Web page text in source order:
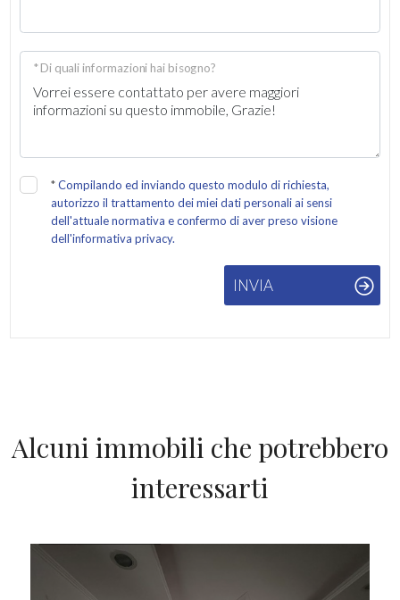
* Di quali informazioni hai bisogno?
*Compilando ed inviando questo modulo di richiesta,
autorizzo il trattamento dei miei dati personali ai sensi
dell'attuale normativa e confermo di aver preso visione
dell'informativa privacy.
INVIA
Alcuni immobili che potrebbero
interessarti